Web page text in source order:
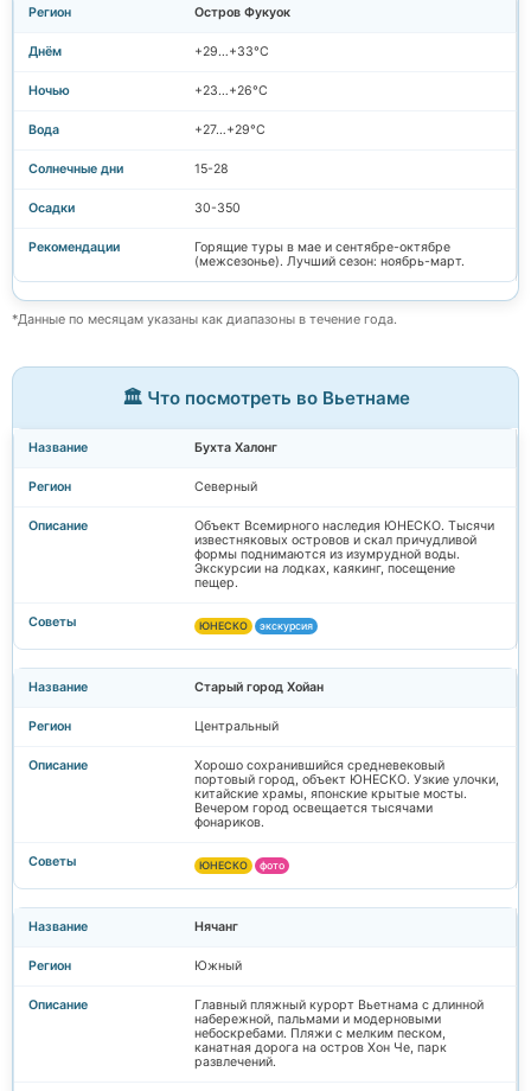
Остров Фукуок
+29…+33°C
+23…+26°C
+27…+29°C
15-28
30-350
Горящие туры в мае и сентябре-октябре
(межсезонье). Лучший сезон: ноябрь-март.
*Данные по месяцам указаны как диапазоны в течение года.
🏛️ Что посмотреть во Вьетнаме
Бухта Халонг
Северный
Объект Всемирного наследия ЮНЕСКО. Тысячи
известняковых островов и скал причудливой
формы поднимаются из изумрудной воды.
Экскурсии на лодках, каякинг, посещение
пещер.
ЮНЕСКО экскурсия
Старый город Хойан
Центральный
Хорошо сохранившийся средневековый
портовый город, объект ЮНЕСКО. Узкие улочки,
китайские храмы, японские крытые мосты.
Вечером город освещается тысячами
фонариков.
ЮНЕСКО фото
Нячанг
Южный
Главный пляжный курорт Вьетнама с длинной
набережной, пальмами и модерновыми
небоскребами. Пляжи с мелким песком,
канатная дорога на остров Хон Че, парк
развлечений.